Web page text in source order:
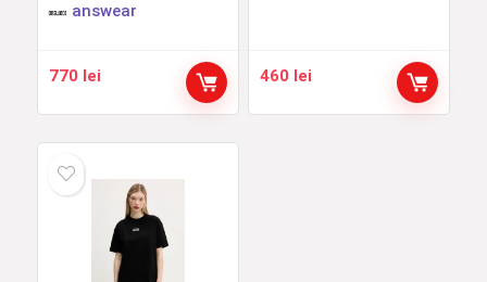
answear
770 lei 460 lei